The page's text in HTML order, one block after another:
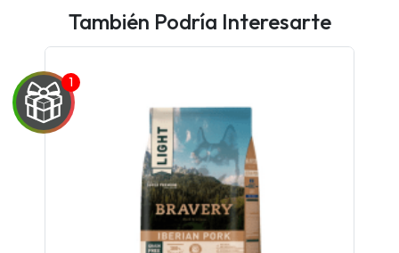
También Podría Interesarte